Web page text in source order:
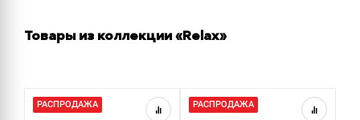
Товары из коллекции «Relax»
РАСПРОДАЖА РАСПРОДАЖА